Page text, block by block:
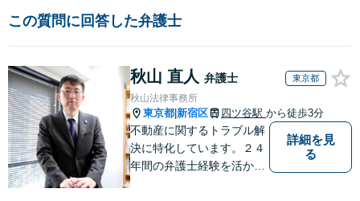
この質問に回答した弁護士
秋山 直人 弁護士 東京都
秋山法律事務所
東京都 新宿区 四ツ谷駅 から徒歩3分
不動産に関するトラブル解
決に特化しています。２４
年間の弁護士経験を活かし
詳細を見
る